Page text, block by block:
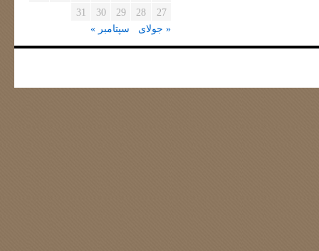
27
28
29
30
31
« جولای
سپتامبر »